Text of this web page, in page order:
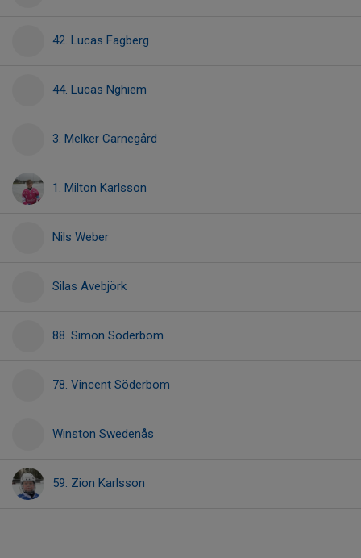
42. Lucas Fagberg
44. Lucas Nghiem
3. Melker Carnegård
1. Milton Karlsson
Nils Weber
Silas Avebjörk
88. Simon Söderbom
78. Vincent Söderbom
Winston Swedenås
59. Zion Karlsson